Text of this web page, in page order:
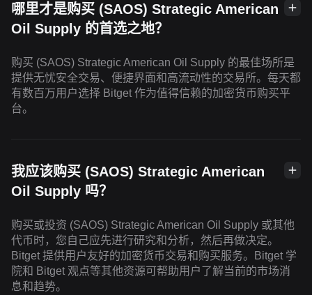
哪里才是购买 (SAOS) Strategic American
Oil Supply 的首选之地？
购买 (SAOS) Strategic American Oil Supply 的最佳场所是
提供无忧安全交易、便捷界面和高流动性的交易所。每天都
有数百万用户选择 Bitget 作为值得信赖的加密货币购买平
台。
我应该购买 (SAOS) Strategic American
Oil Supply 吗？
购买或投资 (SAOS) Strategic American Oil Supply 或其他
代币时，您自己应先进行研究和分析，然后再做决定。
Bitget 提供用户友好的加密货币交易和购买服务。Bitget 学
院和 Bitget 观点等其他资源可帮助用户了解当前的市场消
息和趋势。